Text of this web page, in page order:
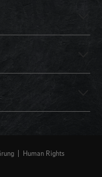
Human Rights